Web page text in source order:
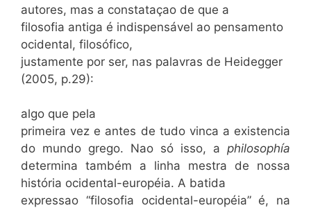
autores, mas a constataçao de que a
filosofia antiga é indispensável ao pensamento
ocidental, filosófico,
justamente por ser, nas palavras de Heidegger
(2005, p.29):
algo que pela
primeira vez e antes de tudo vinca a existencia
do mundo grego. Nao só isso, a philosophía
determina também a linha mestra de nossa
história ocidental-européia. A batida
expressao “filosofia ocidental-européia” é, na